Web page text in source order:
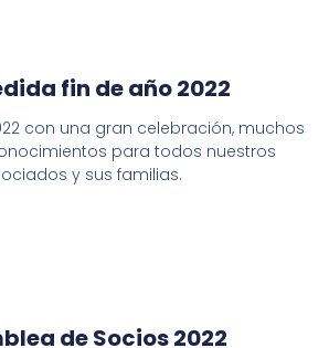
fin de año 2022
con una gran celebración, muchos
para todos nuestros
y sus familias.
de Socios 2022